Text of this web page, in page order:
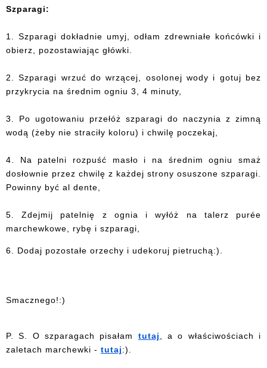
Szparagi:
1. Szparagi dokładnie umyj, odłam zdrewniałe końcówki i
obierz, pozostawiając główki.
2. Szparagi wrzuć do wrzącej, osolonej wody i gotuj bez
przykrycia na średnim ogniu 3, 4 minuty,
3. Po ugotowaniu przełóż szparagi do naczynia z zimną
wodą (żeby nie straciły koloru) i chwilę poczekaj,
4. Na patelni rozpuść masło i na średnim ogniu smaż
dosłownie przez chwilę z każdej strony osuszone szparagi.
Powinny być al dente,
5. Zdejmij patelnię z ognia i wyłóż na talerz purée
marchewkowe, rybę i szparagi,
6. Dodaj pozostałe orzechy i udekoruj pietruchą:).
Smacznego!:)
P. S. O szparagach pisałam tutaj
, a o właściwościach i
zaletach marchewki - tutaj:).